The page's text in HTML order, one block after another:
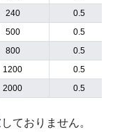
240
0.5
500
0.5
800
0.5
1200
0.5
2000 0.5
ておりません。